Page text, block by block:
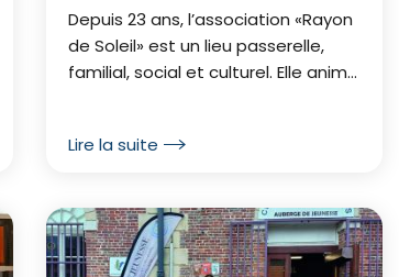
Depuis 23 ans, l’association «Rayon
de Soleil» est un lieu passerelle,
familial, social et culturel. Elle anime
ludothèque et l...
Lire la suite